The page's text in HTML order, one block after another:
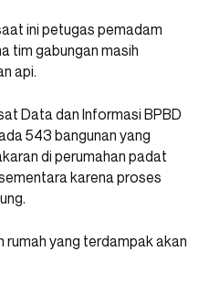
ini petugas pemadam
tim gabungan masih
api.
Data dan Informasi BPBD
543 bangunan yang
di perumahan padat
karena proses
rumah yang terdampak akan